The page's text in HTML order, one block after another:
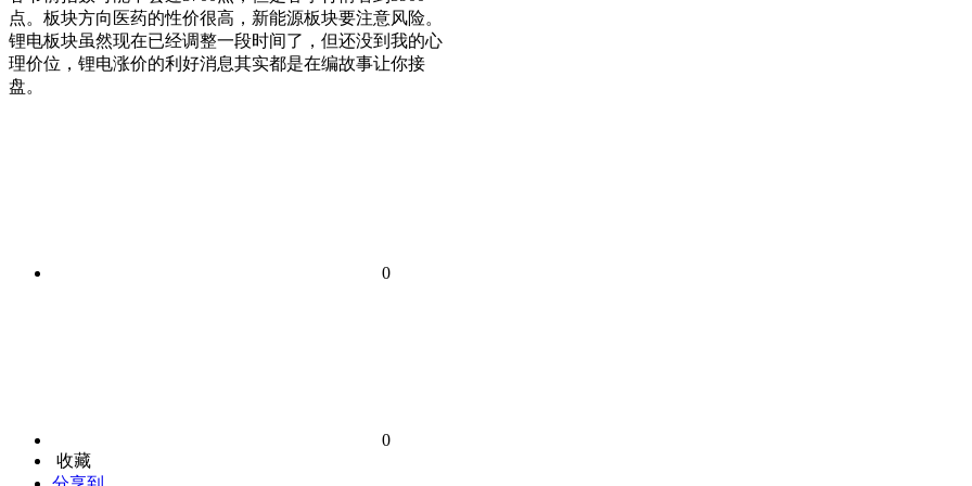
点。板块方向医药的性价很高，新能源板块要注意风险。
锂电板块虽然现在已经调整一段时间了，但还没到我的心
理价位，锂电涨价的利好消息其实都是在编故事让你接
盘。
0
0
收藏